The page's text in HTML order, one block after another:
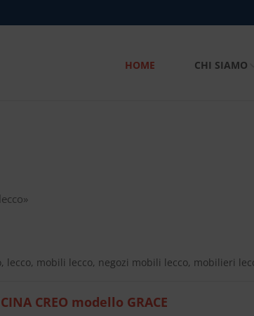
HOME CHI SIAMO
lecco, mobili lecco, negozi mobili lecco, mobilieri
CREO modello GRACE